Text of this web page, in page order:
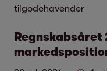
tilgodehavender
Regnskabsåret